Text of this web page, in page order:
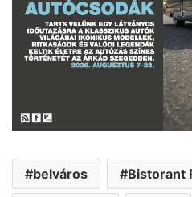
belváros Bistorant